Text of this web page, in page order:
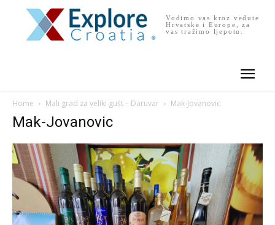
Vodimo vas kroz vedute
Hrvatske i Europe, za
vas tražimo ljepotu.
Home Mali grad za veliki gušt – Daruvar Mak-Jovanovic
Mak-Jovanovic